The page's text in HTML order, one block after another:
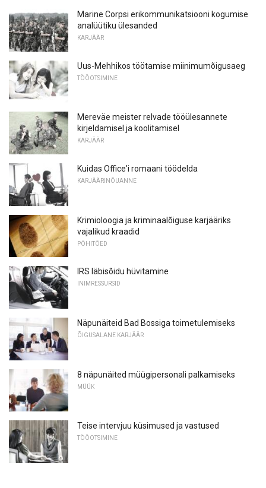
Marine Corpsi erikommunikatsiooni kogumise
analüütiku ülesanded
KARJÄÄR
Uus-Mehhikos töötamise miinimumõigusaeg
TÖÖOTSIMINE
Mereväe meister relvade tööülesannete
kirjeldamisel ja koolitamisel
KARJÄÄR
Kuidas Office'i romaani töödelda
KARJÄÄRINÕUANNE
Krimioloogia ja kriminaalõiguse karjääriks
vajalikud kraadid
PÕHITÕED
IRS läbisõidu hüvitamine
INIMRESSURSID
Näpunäiteid Bad Bossiga toimetulemiseks
ÕIGUSALANE KARJÄÄR
8 näpunäited müügipersonali palkamiseks
MÜÜK
Teise intervjuu küsimused ja vastused
TÖÖOTSIMINE